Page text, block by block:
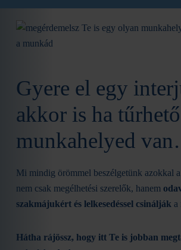
Gyere el egy
akkor is ha tűrhető
munkahelyed
Mi mindig örömmel beszélgetünk azokkal
nem csak megélhetési szerelők, hanem
szakmájukért és lelkesedéssel csinálják a
Hátha rájössz, hogy itt Te is jobban